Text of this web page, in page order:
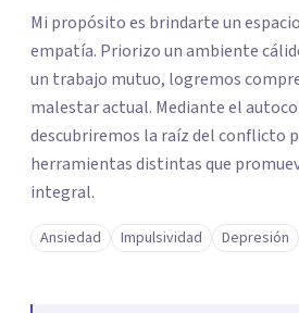
Mi propósito es brindarte un
empatía. Priorizo un ambiente
un trabajo mutuo, logremos
malestar actual. Mediante el
descubriremos la raíz del conflicto
herramientas distintas que
integral.
Ansiedad Impulsividad Depresión